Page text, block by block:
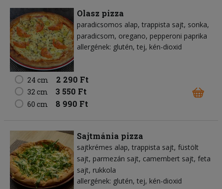
Olasz pizza
paradicsomos alap trappista sajt sonka
paradicsom oregano pepperoni paprika
allergének: glutén, tej, kén-dioxid
24 cm 2 290 Ft
32 cm 3 550 Ft
60 cm 8 990 Ft
Sajtmánia pizza
sajtkrémes alap trappista sajt füstölt
sajt parmezán sajt camembert sajt feta
sajt rukkola
allergének: glutén, tej, kén-dioxid